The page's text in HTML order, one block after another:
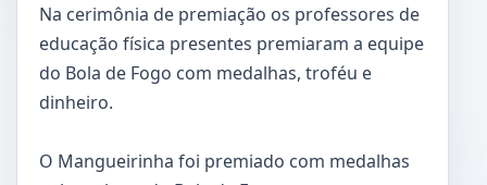
Na cerimônia de premiação os professores de
educação física presentes premiaram a equipe
do Bola de Fogo com medalhas, troféu e
dinheiro.
O Mangueirinha foi premiado com medalhas